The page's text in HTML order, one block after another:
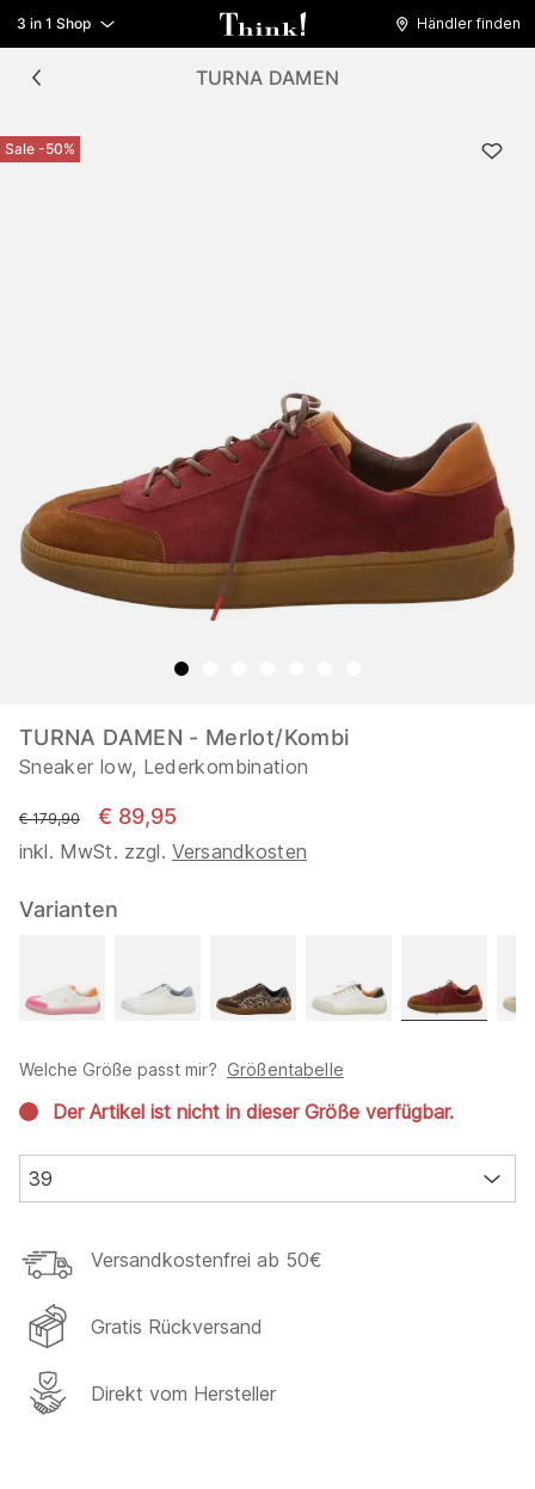
3 in 1 Shop Händler finden
TURNA DAMEN
Sale -50%
TURNA DAMEN - Merlot/Kombi
Sneaker low, Lederkombination
statt
€ 179,90 € 89,95
inkl. MwSt. zzgl. Versandkosten
Varianten
Welche Größe passt mir? Größentabelle
Der Artikel ist nicht in dieser Größe verfügbar.
39
Versandkostenfrei ab 50€
Gratis Rückversand
Direkt vom Hersteller